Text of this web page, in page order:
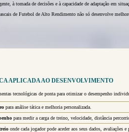
à tomada de decisões e à capacidade de adaptação em
de Futebol de Alto Rendimento não só desenvolve
APLICADA AO DESENVOLVIMENTO
tecnológicas de ponta para otimizar o desempenho
para análise tática e melhoria personalizada.
para medir a carga de treino, velocidade, distância
onde cada jogador pode aceder aos seus dados, avaliações e